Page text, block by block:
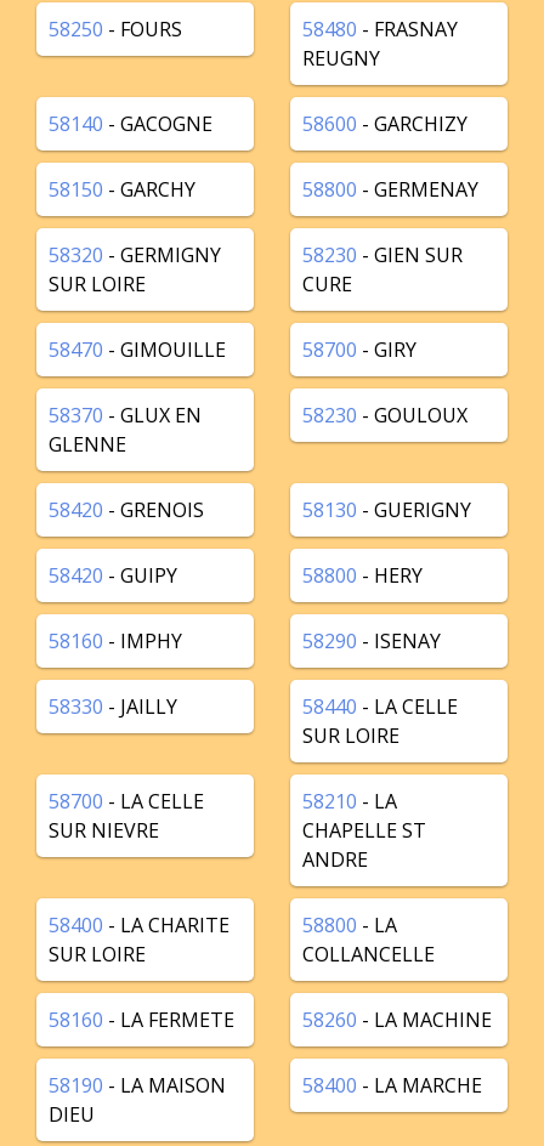
58250 - FOURS 58480 - FRASNAY
REUGNY
58140 - GACOGNE 58600 - GARCHIZY
58150 - GARCHY 58800 - GERMENAY
58320 - GERMIGNY
SUR LOIRE
58230 - GIEN SUR
CURE
58470 - GIMOUILLE 58700 - GIRY
58370 - GLUX EN
GLENNE
58230 - GOULOUX
58420 - GRENOIS 58130 - GUERIGNY
58420 - GUIPY 58800 - HERY
58160 - IMPHY 58290 - ISENAY
58330 - JAILLY 58440 - LA CELLE
SUR LOIRE
58700 - LA CELLE
SUR NIEVRE
58210 - LA
CHAPELLE ST
ANDRE
58400 - LA CHARITE
SUR LOIRE
58800 - LA
COLLANCELLE
58160 - LA FERMETE 58260 - LA MACHINE
58190 - LA MAISON
DIEU
58400 - LA MARCHE